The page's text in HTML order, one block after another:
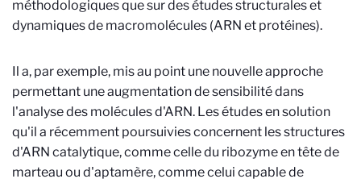
méthodologiques que sur des études structurales et
dynamiques de macromolécules (ARN et protéines).
Il a, par exemple, mis au point une nouvelle approche
permettant une augmentation de sensibilité dans
l'analyse des molécules d'ARN. Les études en solution
qu'il a récemment poursuivies concernent les structures
d'ARN catalytique, comme celle du ribozyme en tête de
marteau ou d'aptamère, comme celui capable de